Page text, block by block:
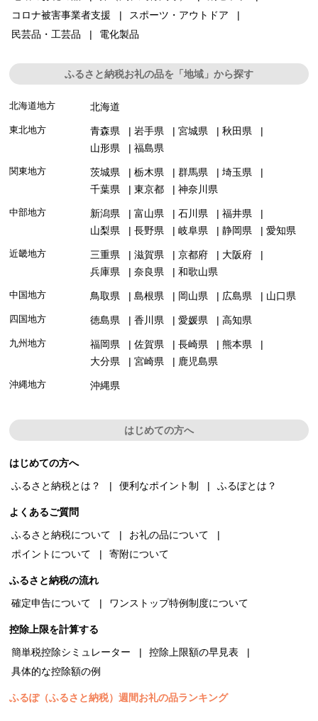
コロナ被害事業者支援
スポーツ・アウトドア
民芸品・工芸品
電化製品
ふるさと納税お礼の品を「地域」から探す
北海道地方 北海道
東北地方 青森県 岩手県 宮城県
秋田県
山形県
福島県
関東地方 茨城県 栃木県 群馬県
埼玉県
千葉県
東京都 神奈川県
中部地方 新潟県 富山県 石川県
福井県
山梨県
長野県 岐阜県 静岡県 愛知県
近畿地方 三重県 滋賀県 京都府
大阪府
兵庫県
奈良県 和歌山県
中国地方 鳥取県 島根県 岡山県 広島県 山口県
四国地方 徳島県 香川県 愛媛県 高知県
九州地方 福岡県 佐賀県 長崎県
熊本県
大分県
宮崎県 鹿児島県
沖縄地方 沖縄県
はじめての方へ
はじめての方へ
ふるさと納税とは？
便利なポイント制 ふるぽとは？
よくあるご質問
ふるさと納税について
お礼の品について
ポイントについて
寄附について
ふるさと納税の流れ
確定申告について
ワンストップ特例制度について
控除上限を計算する
簡単税控除シミュレーター
控除上限額の早見表
具体的な控除額の例
ふるぽ（ふるさと納税）週間お礼の品ランキング